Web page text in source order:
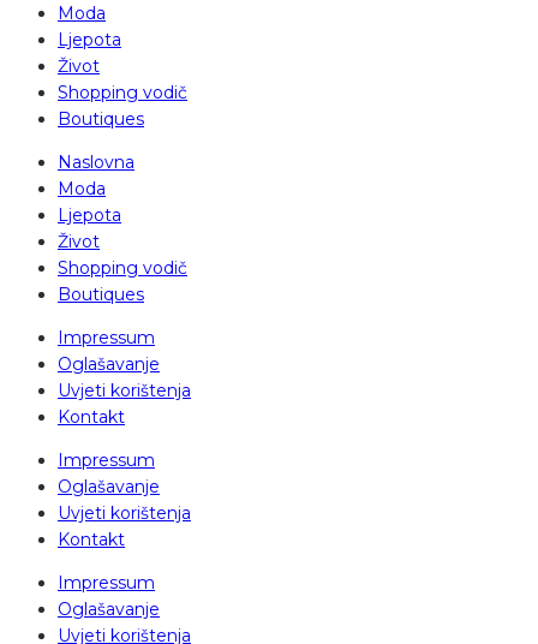
Moda
Ljepota
Život
Shopping vodič
Boutiques
Naslovna
Moda
Ljepota
Život
Shopping vodič
Boutiques
Impressum
Oglašavanje
Uvjeti korištenja
Kontakt
Impressum
Oglašavanje
Uvjeti korištenja
Kontakt
Impressum
Oglašavanje
Uvjeti korištenja